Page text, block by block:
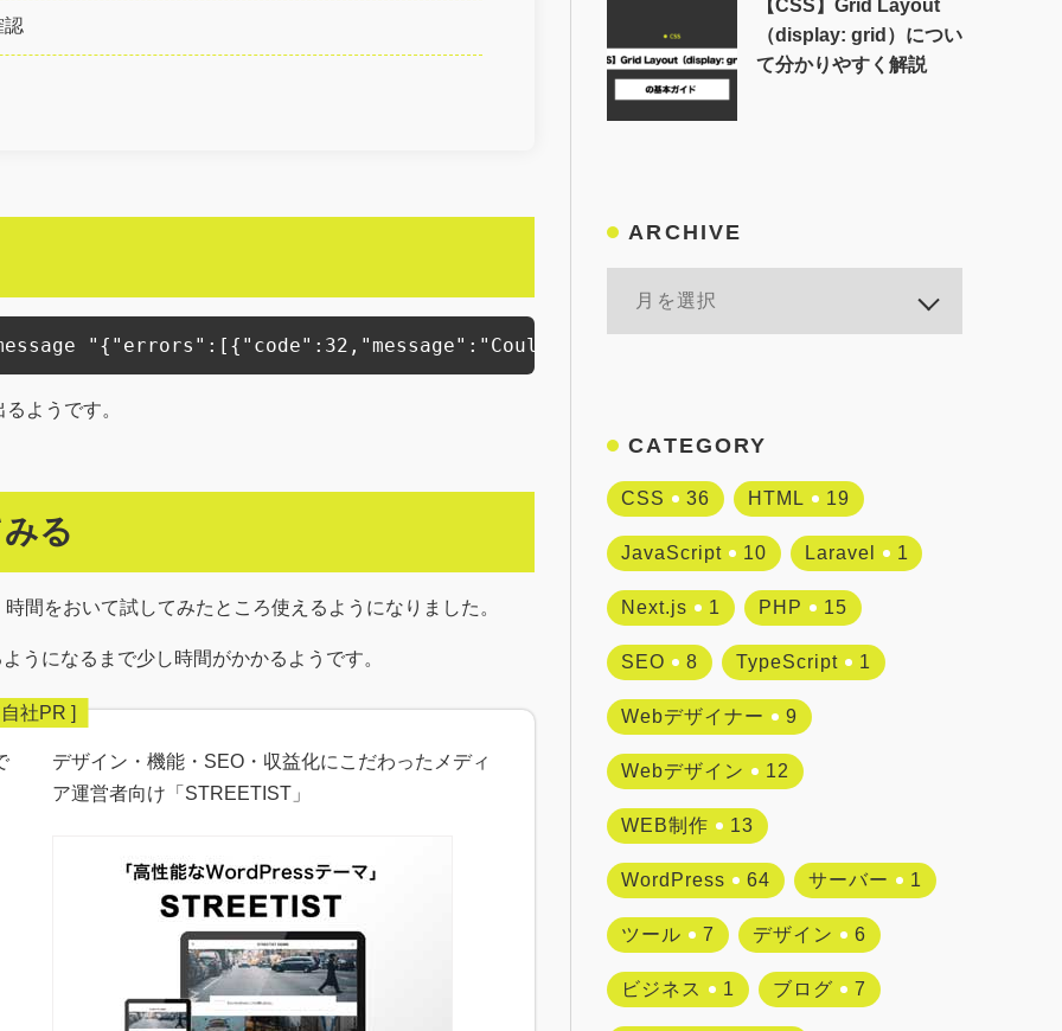
認
"{"errors":[{"code":32,"message":"Could not authenticate you."}]}" when getting
ようです。
る
間をおいて試してみたところ使えるようになりました。
うになるまで少し時間がかかるようです。
デザイン・機能・SEO・収益化にこだわったメディ
ア運営者向け「STREETIST」
【CSS】Grid Layout
（display: grid）につい
て分かりやすく解説
ARCHIVE
CATEGORY
CSS 36 HTML 19
JavaScript 10 Laravel 1
Next.js 1 PHP 15
SEO 8 TypeScript 1
Webデザイナー 9
Webデザイン 12
WEB制作 13
WordPress 64 サーバー 1
ツール 7 デザイン 6
ビジネス 1 ブログ 7